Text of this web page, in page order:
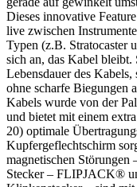
Dieses innovative
live zwischen
Typen (z.B. Stratocaster
sich an, das Kabel
Lebensdauer des
ohne scharfe Biegungen
Kabels wurde von der
und bietet mit einem
20) optimale
Kupfergeflechtschirm
magnetischen
Stecker – FLIPJACK®